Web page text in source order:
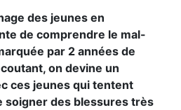
des jeunes en
de comprendre le mal-
par 2 années de
on devine un
ces jeunes qui tentent
soigner des blessures très